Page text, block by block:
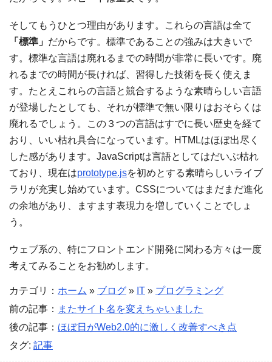
そしてもうひとつ理由があります。これらの言語は全て
「標準」 だからです。標準であることの強みは大きいで
す。標準な言語は廃れるまでの時間が非常に長いです。廃
れるまでの時間が長ければ、習得した技術を長く使えま
す。たとえこれらの言語と競合するような素晴らしい言語
が登場したとしても、それが標準で無い限りはおそらくは
廃れるでしょう。この３つの言語はすでに長い歴史を経て
おり、いい枯れ具合になっています。HTMLはほぼ出尽く
した感があります。JavaScriptは言語としてはだいぶ枯れ
ており、現在はprototype.jsを初めとする素晴らしいライブ
ラリが充実し始めています。CSSについてはまだまだ進化
の余地があり、ますます表現力を増していくことでしょ
う。
ウェブ系の、特にフロントエンド開発に関わる方々は一度
考えてみることをお勧めします。
カテゴリ： ホーム » ブログ » IT » プログラミング
前の記事： またサイト名を変えちゃいました
後の記事： ほぼ日がWeb2.0的に激しく改善すべき点
タグ: 記事